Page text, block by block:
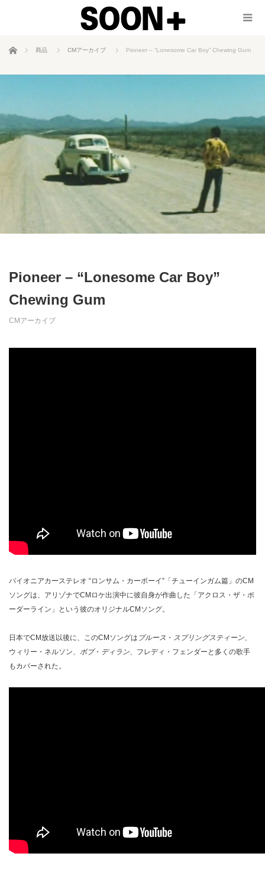
ホーム 商品 CMアーカイブ Pioneer – “Lonesome Car Boy” Chewing Gum
Pioneer – “Lonesome Car Boy”
Chewing Gum
CMアーカイブ
パイオニアカーステレオ “ロンサム・カーボーイ”「チューインガム篇」のCM
ソングは、アリゾナでCMロケ出演中に彼自身が作曲した「アクロス・ザ・ボ
ーダーライン」という彼のオリジナルCMソング。
日本でCM放送以後に、このCMソングは ブルース ・ スプリングスティーン
ウィリー・ネルソン、 ボブ・ ディラン 、フレディ・フェンダーと多くの歌手
もカバーされた。